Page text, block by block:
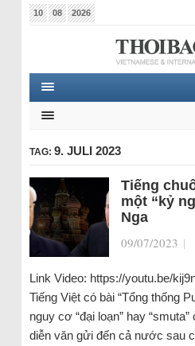
10 08 2026
TAG: 9. JULI 2023
Tiếng
một “kỷ
Nga
09/07/2023 |
Link Video: https://youtu.be/
Tiếng Việt có bài “Tổng thống
nguy cơ “đại loạn” hay
diễn văn gửi đến cả nước sau